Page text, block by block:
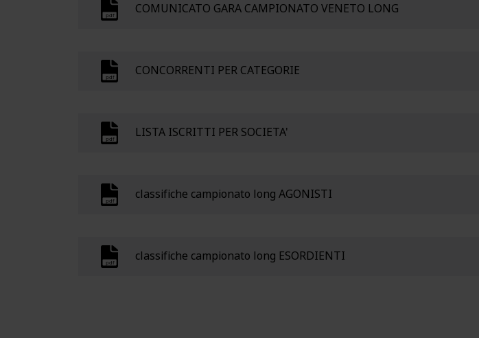
COMUNICATO GARA CAMPIONATO VENETO LONG
CONCORRENTI PER CATEGORIE
LISTA ISCRITTI PER SOCIETA'
classifiche campionato long AGONISTI
classifiche campionato long ESORDIENTI